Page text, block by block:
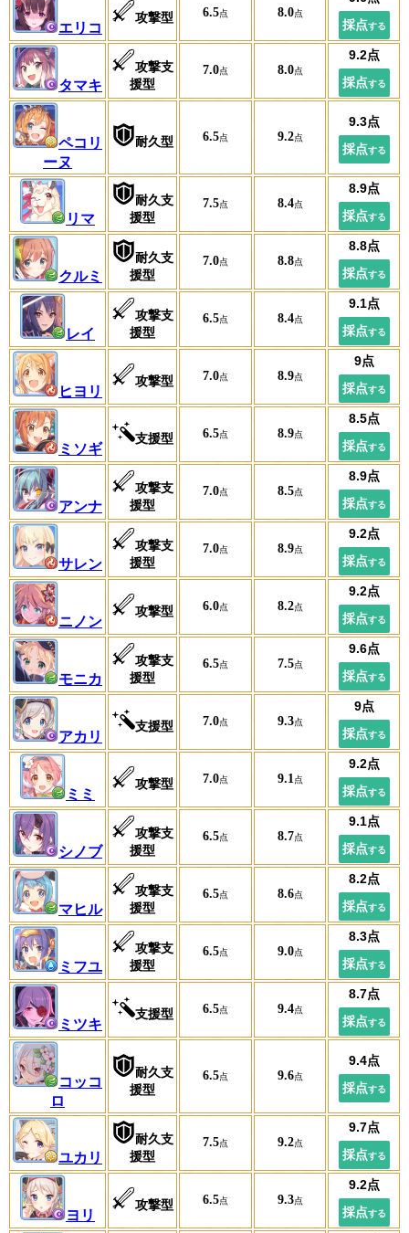
エリコ
攻撃型 6.5 8.0
タマキ
攻撃支
援型
7.0 8.0
ペコリ
ーヌ
耐久型 6.5 9.2
リマ
耐久支
援型
7.5 8.4
クルミ
耐久支
援型
7.0 8.8
レイ
攻撃支
援型
6.5 8.4
ヒヨリ
攻撃型 7.0 8.9
ミソギ
支援型 6.5 8.9
アンナ
攻撃支
援型
7.0 8.5
サレン
攻撃支
援型
7.0 8.9
ニノン
攻撃型 6.0 8.2
モニカ
攻撃支
援型
6.5 7.5
アカリ
支援型 7.0 9.3
ミミ
攻撃型 7.0 9.1
シノブ
攻撃支
援型
6.5 8.7
マヒル
攻撃支
援型
6.5 8.6
ミフユ
攻撃支
援型
6.5 9.0
ミツキ
支援型 6.5 9.4
コッコ
ロ
耐久支
援型
6.5 9.6
ユカリ
耐久支
援型
7.5 9.2
ヨリ
攻撃型 6.5 9.3